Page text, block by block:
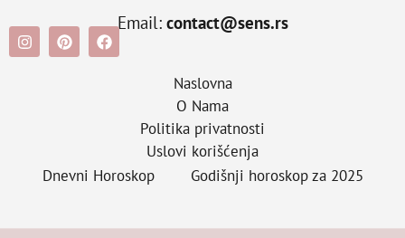
Email: contact@sens.rs
Naslovna
O Nama
Politika privatnosti
Uslovi korišćenja
Dnevni Horoskop
Godišnji horoskop za 2025